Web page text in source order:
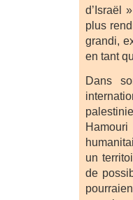
d’Israël
plus
grandi,
en tant
Dans
un
de